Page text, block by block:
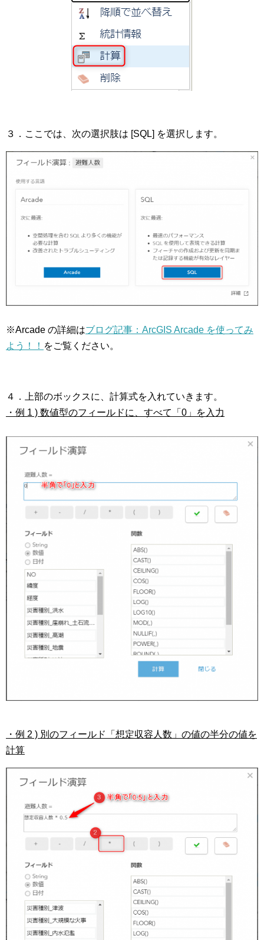
３．ここでは、次の選択肢は [SQL] を選択します。
※Arcade の詳細はブログ記事：ArcGIS Arcade を使ってみ
よう！！ をご覧ください。
４．上部のボックスに、計算式を入れていきます。
・例 1 ) 数値型のフィールドに、すべて「0」を入力
・例 2 ) 別のフィールド「想定収容人数」の値の半分の値を
計算